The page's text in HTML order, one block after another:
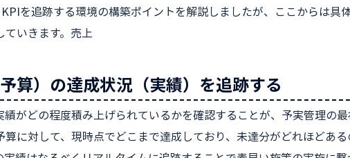
を追跡する環境の構築ポイントを解説しましたが、ここからは具
ていきます。売上
算）の達成状況（実績）を追跡する
績がどの程度積み上げられているかを確認することが、予実管理の
算に対して、現時点でどこまで達成しており、未達分がどれほどあ